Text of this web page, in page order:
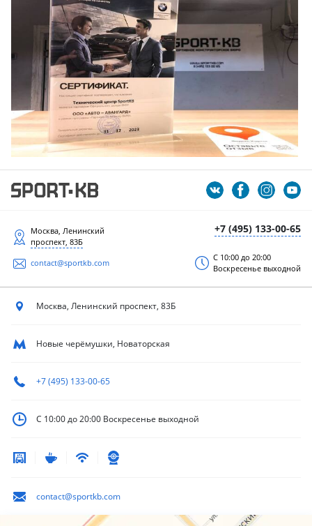
+7 (495) 133-00-65
Москва, Ленинский
проспект, 83Б
contact@sportkb.com
С 10:00 до 20:00
Воскресенье выходной
Москва, Ленинский проспект, 83Б
Новые черёмушки, Новаторская
+7 (495) 133-00-65
С 10:00 до 20:00 Воскресенье выходной
contact@sportkb.com